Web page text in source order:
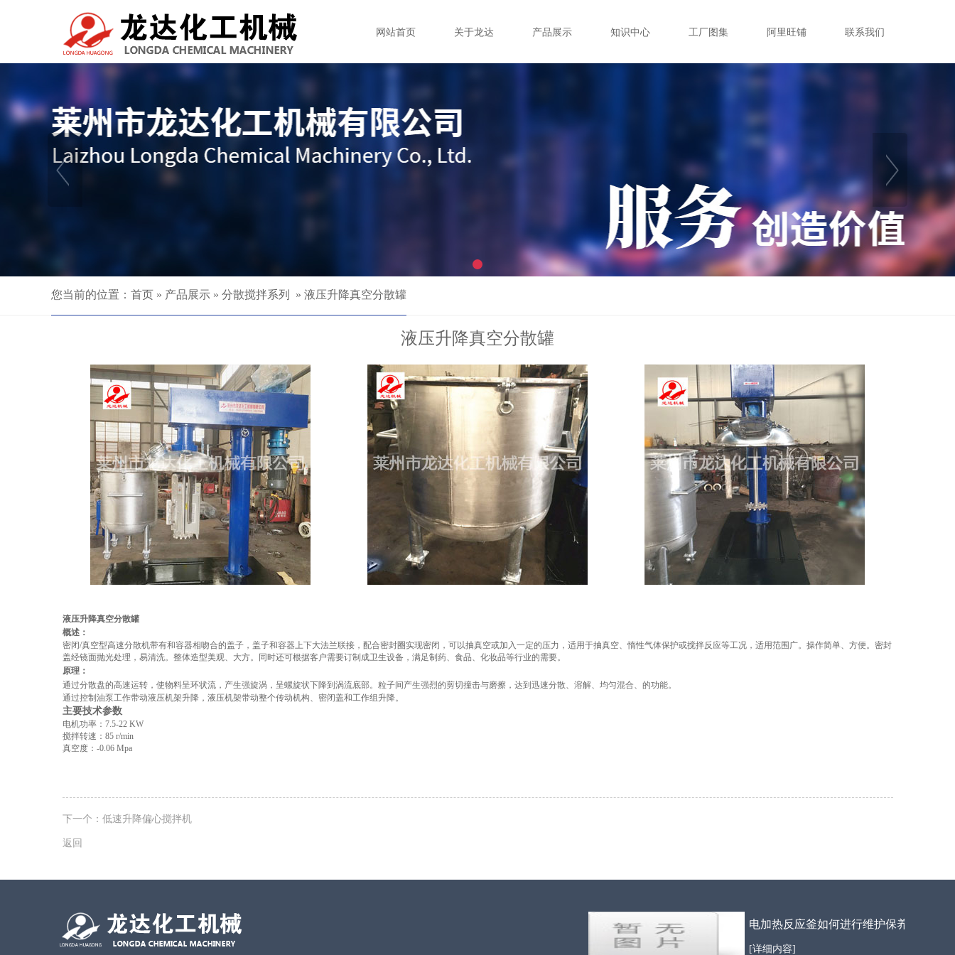
网站首页 关于龙达 产品展示 知识中心 工厂图集 阿里旺铺 联系我们
您当前的位置： 首页 » 产品展示 » 分散搅拌系列 » 液压升降真空分散罐
液压升降真空分散罐
液压升降真空分散罐
概述：
密闭/真空型高速分散机带有和容器相吻合的盖子，盖子和容器上下大法兰联接，配合密封圈实现密闭，可以抽真空或加入一定的压力，适用于抽真空、惰性气体保护或搅拌反应等工况，适用范围广。操作简单、方便。密封
盖经镜面抛光处理，易清洗。整体造型美观、大方。同时还可根据客户需要订制成卫生设备， 满足制药、食品、化妆品等行业的需要。
原理：
通过分散盘的高速运转，使物料呈环状流，产生强旋涡，呈螺旋状下降到涡流底部。粒子间产生强烈的剪切撞击与磨擦，达到迅速分散、溶解、均匀混合、的功能。
通过控制油泵工作带动液压机架升降，液压机架带动整个传动机构、密闭盖和工作组升降。
主要技术参数
电机功率： 7.5-22 KW
搅拌转速： 85 r/min
真空度： -0.06 Mpa
下一个： 低速升降偏心搅拌机
返回
电加热反应釜如何进行维护保养
[详细内容]